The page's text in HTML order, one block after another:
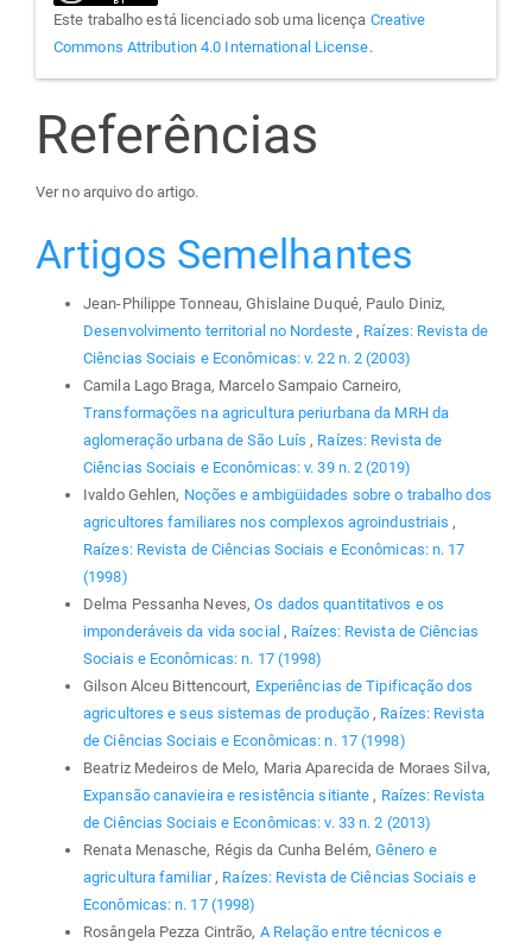
Este trabalho está licenciado sob uma licença Creative
Commons Attribution 4.0 International License.
Referências
Ver no arquivo do artigo.
Artigos Semelhantes
Jean-Philippe Tonneau, Ghislaine Duqué, Paulo Diniz,
Desenvolvimento territorial no Nordeste, Raízes: Revista de
Ciências Sociais e Econômicas: v. 22 n. 2 (2003)
Camila Lago Braga, Marcelo Sampaio Carneiro,
Transformações na agricultura periurbana da MRH da
aglomeração urbana de São Luís, Raízes: Revista de
Ciências Sociais e Econômicas: v. 39 n. 2 (2019)
Ivaldo Gehlen, Noções e ambigüidades sobre o trabalho dos
agricultores familiares nos complexos agroindustriais,
Raízes: Revista de Ciências Sociais e Econômicas: n. 17
(1998)
Delma Pessanha Neves,Os dados quantitativos e os
imponderáveis da vida social , Raízes: Revista de Ciências
Sociais e Econômicas: n. 17 (1998)
Gilson Alceu Bittencourt, Experiências de Tipificação dos
agricultores e seus sistemas de produção, Raízes: Revista
de Ciências Sociais e Econômicas: n. 17 (1998)
Beatriz Medeiros de Melo, Maria Aparecida de Moraes Silva,
Expansão canavieira e resistência sitiante, Raízes: Revista
de Ciências Sociais e Econômicas: v. 33 n. 2 (2013)
Renata Menasche, Régis da Cunha Belém, Gênero e
agricultura familiar, Raízes: Revista de Ciências Sociais e
Econômicas: n. 17 (1998)
Rosângela Pezza Cintrão, A Relação entre técnicos e